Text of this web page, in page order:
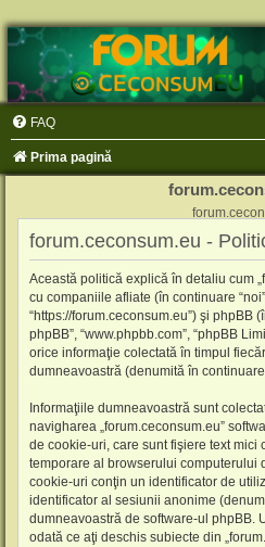
FAQ
Prima pagină
forum.ceconsum.eu -
Această politică explică în detaliu cum
cu companiile afliate (în continuare
“https://forum.ceconsum.eu”) şi phpBB
phpBB”, “www.phpbb.com”, “phpBB
orice informaţie colectată în timpul
dumneavoastră (denumită în continuare
Informaţiile dumneavoastră sunt
navigharea „forum.ceconsum.eu”
de cookie-uri, care sunt fişiere text mici
temporare al browserului computerului
cookie-uri conţin un identificator de
identificator al sesiunii anonime
dumneavoastră de software-ul phpBB.
odată ce aţi deschis subiecte din